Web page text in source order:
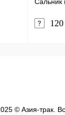
© Азия-трак.